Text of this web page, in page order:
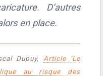
D’autres
en place.
Dupuy, Article ‘Le
au risque des